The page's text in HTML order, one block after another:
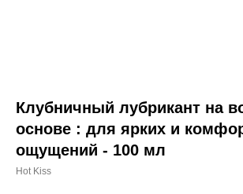
Клубничный лубрикант на
основе : для ярких и
ощущений - 100 мл
Hot Kiss